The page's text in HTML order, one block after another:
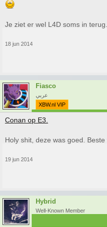
Je ziet er wel L4D soms in
18 jun 2014
Fiasco
عربي
XBW.nl VIP
Conan op E3.
Holy shit, deze was goed. Beste
19 jun 2014
Hybrid
Well-Known Member